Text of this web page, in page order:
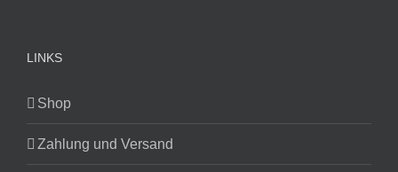
LINKS
Shop
Zahlung und Versand